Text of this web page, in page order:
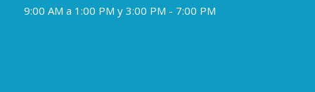
9:00 AM a 1:00 PM y 3:00 PM - 7:00 PM